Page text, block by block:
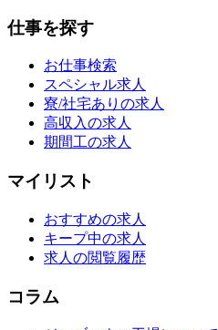
仕事を探す
お仕事検索
スペシャル求人
寮/社宅ありの求人
高収入の求人
期間工の求人
マイリスト
おすすめの求人
キープ中の求人
求人の閲覧履歴
コラム